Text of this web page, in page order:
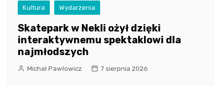
Kultura Wydarzenia
Skatepark w Nekli ożył dzięki
interaktywnemu spektaklowi dla
najmłodszych
Michał Pawłowicz 7 sierpnia 2026